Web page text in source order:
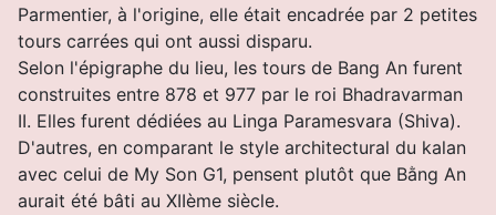
Parmentier, à l'origine, elle était encadrée par 2 petites
tours carrées qui ont aussi disparu.
Selon l'épigraphe du lieu, les tours de Bang An furent
construites entre 878 et 977 par le roi Bhadravarman
II. Elles furent dédiées au Linga Paramesvara (Shiva).
D'autres, en comparant le style architectural du kalan
avec celui de My Son G1, pensent plutôt que Bằng An
aurait été bâti au XIIème siècle.